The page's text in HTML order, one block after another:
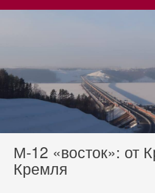
М-12 «восток»: от
Кремля